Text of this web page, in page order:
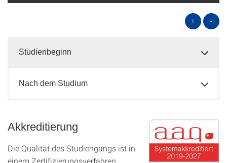
+ -
Studienbeginn
Nach dem Studium
Akkreditierung
Die Qualität des Studien­gangs ist in
einem Zer­ti­fizier­ungs­ver­fahren